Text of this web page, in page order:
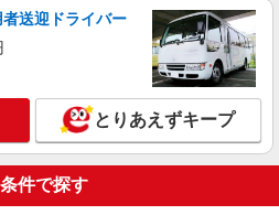
円
大田区田園調布3－25－17
詳細を見る
送迎ドライバー
とりあえずキープ
件で探す